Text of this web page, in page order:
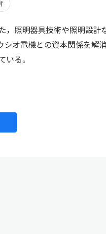
，照明器具技術や照明設
オ電機との資本関係を
る。